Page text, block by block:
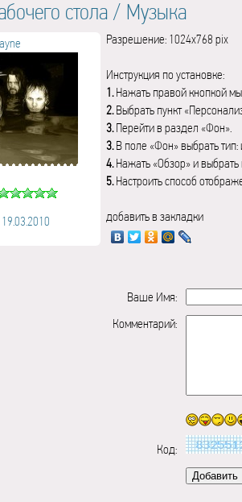
стола / Музыка
Разрешение: 1024x768 pix
Инструкция по установке:
1.Нажать правой кнопкой
2.Выбрать пункт
3.Перейти в раздел «Фон».
3.В поле «Фон» выбрать
4.Нажать «Обзор» и выбрать
5.Настроить способ
добавить в закладки
Ваше Имя:
Комментарий:
Код: